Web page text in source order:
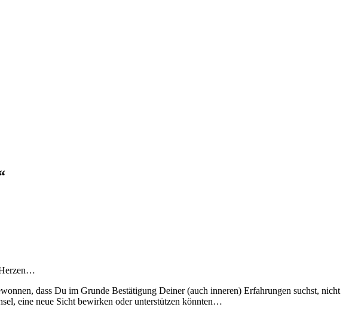
dass Du im Grunde Bestätigung Deiner (auch inneren) Erfahrungen suchst, nicht
eine neue Sicht bewirken oder unterstützen könnten…